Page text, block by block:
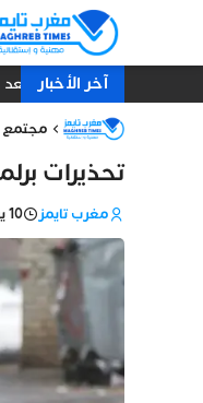
آخر الأخباربعد
مجتمع
تحذيرات
مغرب تايمز 10 يونيو 2026 - 14:16